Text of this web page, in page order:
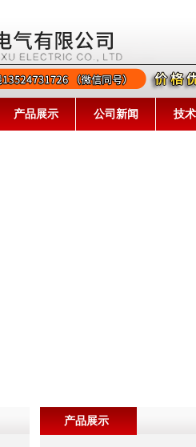
产品展示 公司新闻 技
产品展示